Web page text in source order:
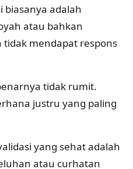
biasanya adalah
atau bahkan
mendapat respons
tidak rumit.
justru yang paling
yang sehat adalah
atau curhatan